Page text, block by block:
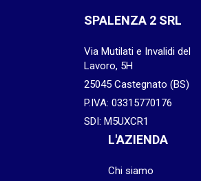
SPALENZA 2 SRL
Via Mutilati e Invalidi del
Lavoro, 5H
25045 Castegnato (BS)
P.IVA: 03315770176
SDI: M5UXCR1
L'AZIENDA
Chi siamo